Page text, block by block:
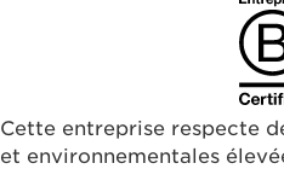
Cette entreprise respecte
et environnementales